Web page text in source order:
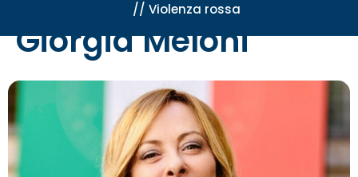
// Violenza rossa
Giorgia Meloni
Giorgia Meloni